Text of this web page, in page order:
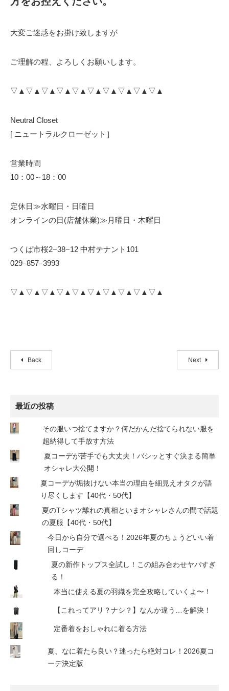
大変ご迷惑をお掛け致しますが
ご理解の程、よろしくお願いします。
▽▲▽▲▽▲▽▲▽▲▽▲▽▲▽▲▽▲▽▲
Neutral Closet
[ ニュートラルクローゼット］
営業時間
10：00～18：00
定休日≫水曜日・日曜日
オンラインの日(店舗休業)≫月曜日・木曜日
つくば市桜2−38−12 中村テナント101
029ｰ857ｰ3993
▽▲▽▲▽▲▽▲▽▲▽▲▽▲▽▲▽▲▽▲
Back Next
最近の投稿
その服いつ捨てますか？何だかんだ捨てられない服を
超納得して手放す方法
夏コーデが苦手でも大丈夫！バシッとすぐ決まる簡単
オシャレ大公開！
夏コーデが垢抜けない本当の理由を細見えオタクが語
り尽くします【40代・50代】
夏のTシャツ離れの真相といまオシャレさんの間で話題
の夏服【40代・50代】
今日から自分で選べる！2026年夏のちょうどいい着
回しコーデ
夏の新作トップス全試し！この組み合わせヤバすぎ
る！
本当に使える夏の羽織を完全攻略していくよ〜！
【これってアリ？ナシ？】なんか違う…を解決！
定番着をおしゃれに着る方法
夏、なに着たら良い？迷ったら絶対コレ！2026夏コ
ーデ決定版